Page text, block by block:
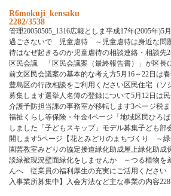
R6mokuji_kensaku
2282/3538
管理20050505_1316広報としま平成17年(2005年
過ごさないで 児童虐待 ～児童虐待は身近な問
待はなぜ起きるのか児童虐待の相談連絡・相談先
区民会議 「区民会議案（最終報告書）」が区長
前文区民会議案の基本的な考え方5月16～22日は
豊島区の行政相談をご利用ください区民住宅（
募集します選挙人名簿の登録について5月12日は
介護予防担当課の事務室が移転します3ページ税
福祉くらし等保険・年金4ページ「地域区民ひろ
しました「子どもスキップ」モデル募集子ども部
開します5ページ【花とみどりのまちづくり ～
園芸教室みどりの協定接道緑化助成屋上緑化助成
談緑被現況壁面緑化をしませんか ～つる植物を
んへ 従業員の福利厚生の充実にご活用くださ
入事業所募集中】入会方法など主な事業の内容